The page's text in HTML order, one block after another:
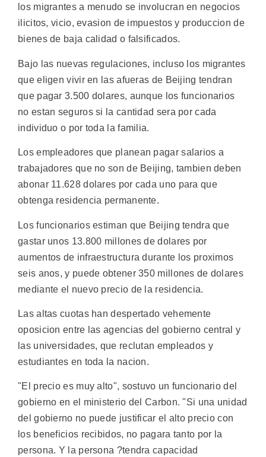
los migrantes a menudo se involucran en negocios
ilicitos, vicio, evasion de impuestos y produccion de
bienes de baja calidad o falsificados.
Bajo las nuevas regulaciones, incluso los migrantes
que eligen vivir en las afueras de Beijing tendran
que pagar 3.500 dolares, aunque los funcionarios
no estan seguros si la cantidad sera por cada
individuo o por toda la familia.
Los empleadores que planean pagar salarios a
trabajadores que no son de Beijing, tambien deben
abonar 11.628 dolares por cada uno para que
obtenga residencia permanente.
Los funcionarios estiman que Beijing tendra que
gastar unos 13.800 millones de dolares por
aumentos de infraestructura durante los proximos
seis anos, y puede obtener 350 millones de dolares
mediante el nuevo precio de la residencia.
Las altas cuotas han despertado vehemente
oposicion entre las agencias del gobierno central y
las universidades, que reclutan empleados y
estudiantes en toda la nacion.
"El precio es muy alto", sostuvo un funcionario del
gobierno en el ministerio del Carbon. "Si una unidad
del gobierno no puede justificar el alto precio con
los beneficios recibidos, no pagara tanto por la
persona. Y la persona ?tendra capacidad